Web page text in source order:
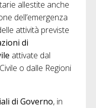
allestite anche
dell’emergenza
attività previste
di
attivate dal
o dalle Regioni
di Governo, in